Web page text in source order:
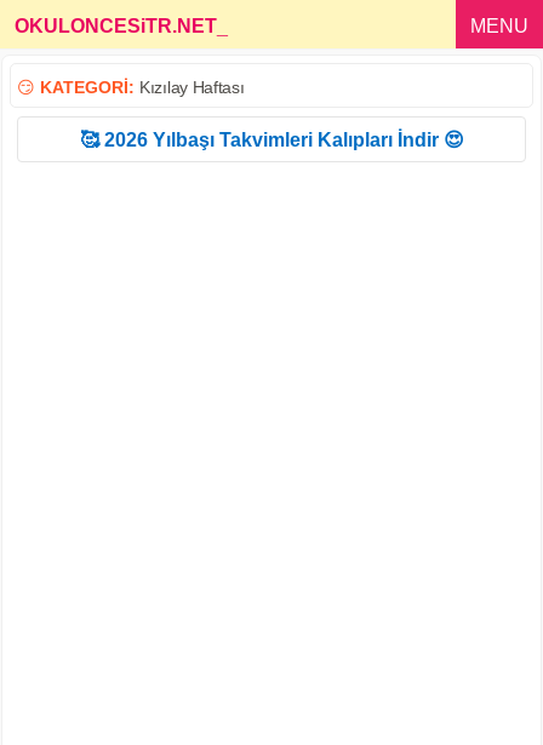
OKULONCESiTR.NET MENU
😏 KATEGORİ: Kızılay Haftası
🥰 2026 Yılbaşı Takvimleri Kalıpları İndir 😍